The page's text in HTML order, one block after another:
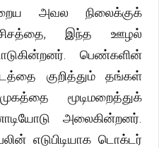
அவல நிலைக்குக்
இந்த ஊழல்
பெண்களின்
குறித்தும் தங்கள்
மூடிமறைத்துக்
அலைகின்றனர்.
எடுபிடியாக டொக்டர்